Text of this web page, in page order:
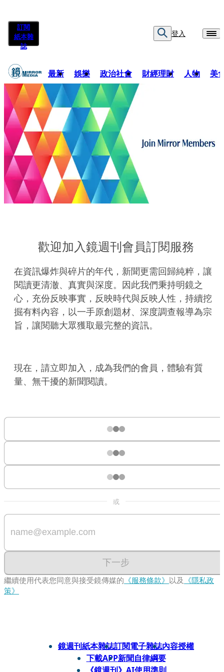
訂閱
紙本雜
誌
登入
最新 娛樂 政治社會 財經理財 人物 美
歡迎加入鏡週刊會員訂閱服務
在資訊爆炸與碎片的年代，新聞更需回歸純粹，讓
閱讀更清澈、真實與深度。因此我們秉持明鏡之
心，充份反映事實，反映時代與反映人性，持續挖
掘有料內容，以一手原創題材、深度調查報導為宗
旨，讓閱聽大眾獲取最完整的資訊。
現在，請立即加入，成為我們的會員，體驗有質
量、無干擾的新聞閱讀。
或
下一步
繼續使用代表您同意與接受鏡傳媒的 《服務條款》 以及 《隱私政
策》
鏡週刊紙本雜誌訂閱電子雜誌內容授權
下載APP新聞自律綱要